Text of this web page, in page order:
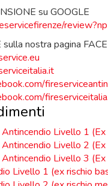
su GOOGLE
review?np
nostra pagina
Livello 1 (Ex
Livello 2 (Ex
Livello 3
Livello 1 (ex rischio